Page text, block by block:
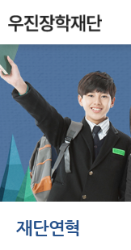
우
진
학
단
재단연혁